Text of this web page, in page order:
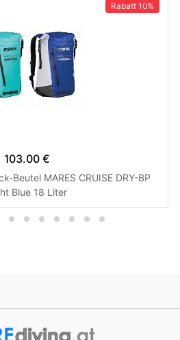
Rabatt 10%
103.00 €
Beutel MARES CRUISE DRY-BP
Blue 18 Liter